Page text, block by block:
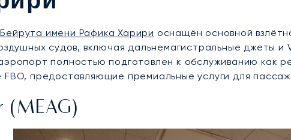
имени Рафика Харири оснащён основной
судов, включая дальнемагистральные джеты
полностью подготовлен к обслуживанию как
предоставляющие премиальные услуги для
(MEAG)